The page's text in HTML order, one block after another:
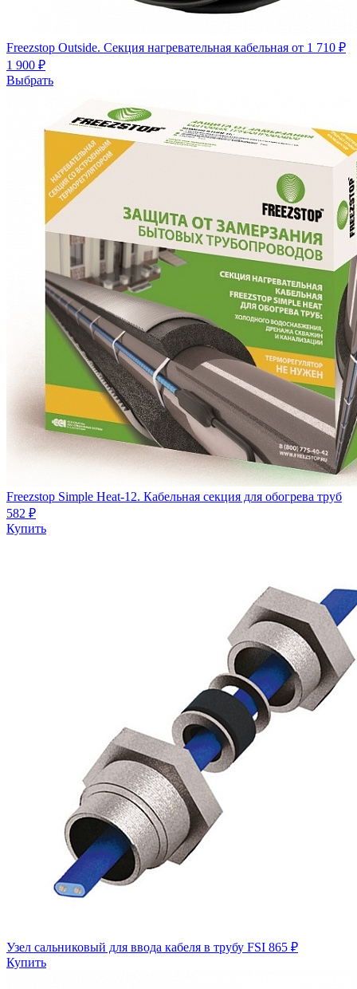
Freezstop Outside. Секция нагревательная кабельная от 1 710 ₽
1 900 ₽
Выбрать
Freezstop Simple Heat-12. Кабельная секция для обогрева труб
582 ₽
Купить
Узел сальниковый для ввода кабеля в трубу FSI 865 ₽
Купить